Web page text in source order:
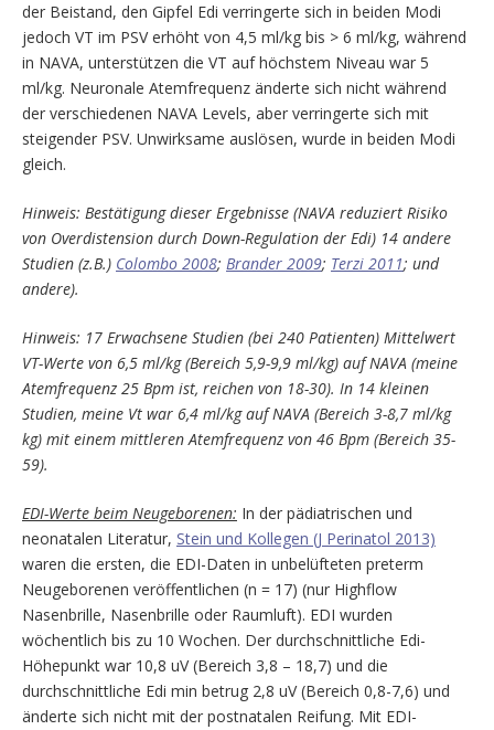
der Beistand, den Gipfel Edi verringerte sich in beiden Modi
jedoch VT im PSV erhöht von 4,5 ml/kg bis > 6 ml/kg, während
in NAVA, unterstützen die VT auf höchstem Niveau war 5
ml/kg. Neuronale Atemfrequenz änderte sich nicht während
der verschiedenen NAVA Levels, aber verringerte sich mit
steigender PSV. Unwirksame auslösen, wurde in beiden Modi
gleich.
Hinweis: Bestätigung dieser Ergebnisse (NAVA reduziert Risiko
von Overdistension durch Down-Regulation der Edi) 14 andere
Studien (z.B.) Colombo 2008; Brander 2009; Terzi 2011; und
andere).
Hinweis: 17 Erwachsene Studien (bei 240 Patienten) Mittelwert
VT-Werte von 6,5 ml/kg (Bereich 5,9-9,9 ml/kg) auf NAVA (meine
Atemfrequenz 25 Bpm ist, reichen von 18-30). In 14 kleinen
Studien, meine Vt war 6,4 ml/kg auf NAVA (Bereich 3-8,7 ml/kg
kg) mit einem mittleren Atemfrequenz von 46 Bpm (Bereich 35-
59).
EDI-Werte beim Neugeborenen: In der pädiatrischen und
neonatalen Literatur, Stein und Kollegen (J Perinatol 2013)
waren die ersten, die EDI-Daten in unbelüfteten preterm
Neugeborenen veröffentlichen (n = 17) (nur Highflow
Nasenbrille, Nasenbrille oder Raumluft). EDI wurden
wöchentlich bis zu 10 Wochen. Der durchschnittliche Edi-
Höhepunkt war 10,8 uV (Bereich 3,8 – 18,7) und die
durchschnittliche Edi min betrug 2,8 uV (Bereich 0,8-7,6) und
änderte sich nicht mit der postnatalen Reifung. Mit EDI-